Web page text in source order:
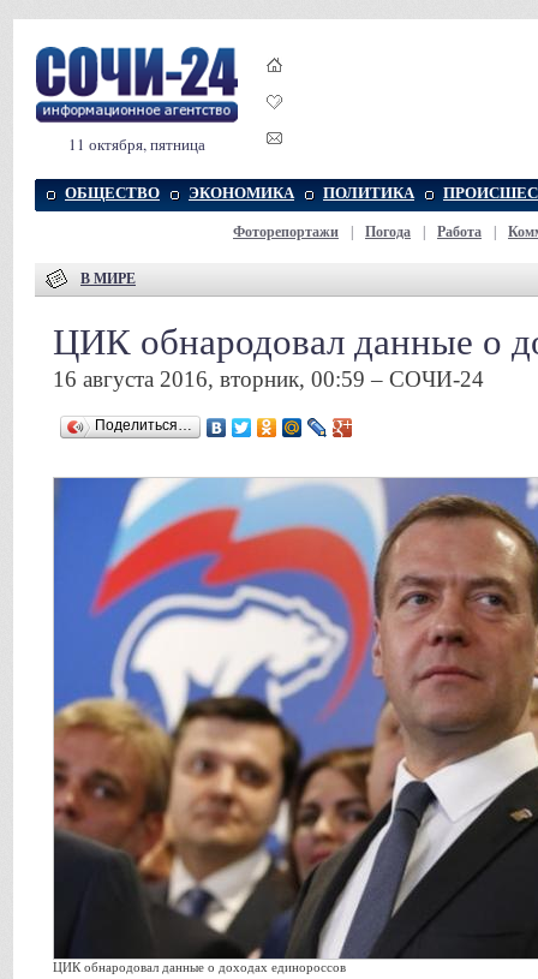
11 октября, пятница
ОБЩЕСТВО ЭКОНОМИКА ПОЛИТИКА
Фоторепортажи Погода Работа
В МИРЕ
ЦИК обнародовал данные о
16 августа 2016, вторник, 00:59 – СОЧИ-24
Поделиться…
ЦИК обнародовал данные о доходах единороссов